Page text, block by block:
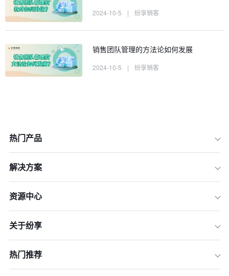
3. 销售流程与管道管理
2024-10-5 | 纷享销客
销售团队管理的方法论如何发展
2024-10-5 | 纷享销客
热门产品
解决方案
资源中心
关于纷享
热门推荐